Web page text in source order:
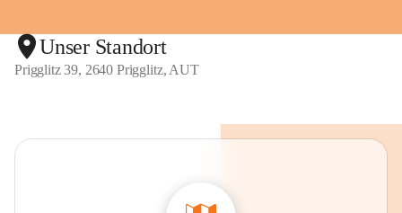
Unser Standort
Prigglitz 39, 2640 Prigglitz, AUT